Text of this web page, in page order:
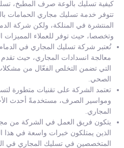
كيفية تسليك بالوعة صرف المطبخ،
تتوفر خدمة تسليك مجاري الحمامات
المنتشرة في المنلكة، ولكن شركة
وتخصصا، حيث توفر للعملاء المميزات
تُعتبر شركة تسليك المجاري في
معالجة انسدادات المجاري، حيث
التي تضمن التخلص الفعّال من
الصحي.
تعتمد الشركة على تقنيات متطورة
ومواسير الصرف، مستخدمةً أحدث
المجاري.
يتكون فريق العمل في الشركة من
الذين يمتلكون خبرات واسعة في
المتخصصين في تسليك المجاري في